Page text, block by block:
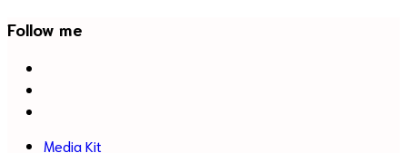
Follow me
Media Kit